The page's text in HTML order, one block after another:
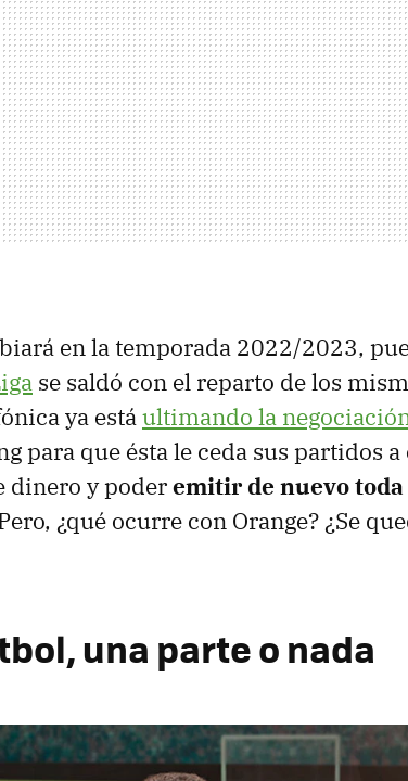
en la temporada 2022/2023,
se saldó con el reparto de los
ya estáultimando la
para que ésta le ceda sus partidos
dinero y poderemitir de nuevo toda
¿qué ocurre con Orange? ¿Se
una parte o nada